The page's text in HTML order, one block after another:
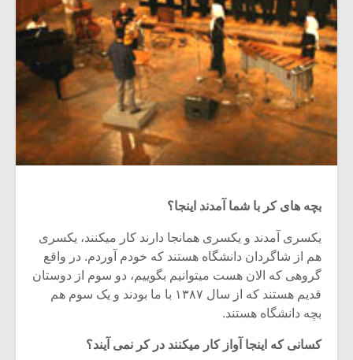
بچه های کر با شما آمدند اینجا؟
یکسری آمدند و یکسری همانجا دارند کار میکنند، یکسری
هم از شاگردان دانشگاه هستند که خودم آوردم. در واقع
گروهی که الان هست میتوانیم بگوییم، دو سوم از دوستان
قدیم هستند که از سال ۱۳۸۷ با ما بودند و یک سوم هم
بچه دانشگاه هستند.
کسانی که اینجا آواز کار میکنند در کر نمی آیند؟